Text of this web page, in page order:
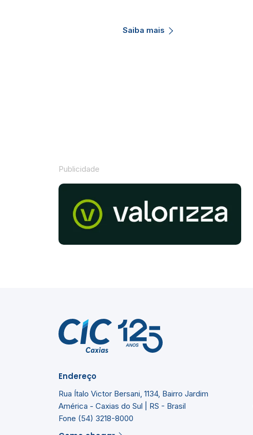
Saiba mais
Publicidade
Endereço
Rua Ítalo Victor Bersani, 1134, Bairro Jardim
América - Caxias do Sul | RS - Brasil
Fone (54) 3218-8000